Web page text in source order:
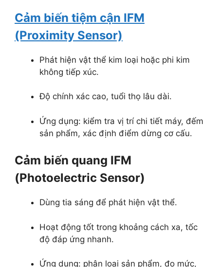
Cảm biến tiệm cận IFM
(Proximity Sensor)
Phát hiện vật thể kim loại hoặc phi kim
không tiếp xúc.
Độ chính xác cao, tuổi thọ lâu dài.
Ứng dụng: kiểm tra vị trí chi tiết máy, đếm
sản phẩm, xác định điểm dừng cơ cấu.
Cảm biến quang IFM
(Photoelectric Sensor)
Dùng tia sáng để phát hiện vật thể.
Hoạt động tốt trong khoảng cách xa, tốc
độ đáp ứng nhanh.
Ứng dụng: phân loại sản phẩm, đo mức,